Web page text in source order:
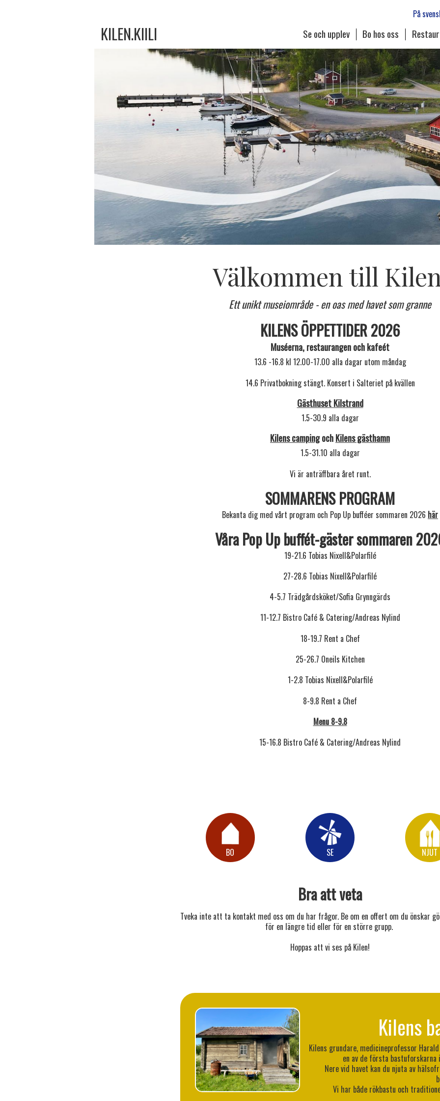
KILEN.KIILI
På
Se och upplev Bo hos oss
Välkommen till
Ett unikt museiområde - en oas med havet som granne
KILENS ÖPPETTIDER 2026
Muséerna, restaurangen och kafeét
13.6 -16.8 kl 12.00-17.00 alla dagar utom måndag
14.6 Privatbokning stängt. Konsert i Salteriet på kvällen
Gästhuset Kilstrand
1.5-30.9 alla dagar
Kilens campingochKilens gästhamn
1.5-31.10 alla dagar
Vi är anträffbara året runt.
SOMMARENS PROGRAM
Bekanta dig med vårt program och Pop Up bufféer sommaren 2026 här
Våra Pop Up buffét-gäster sommaren
19-21.6 Tobias Nixell&Polarfilé
27-28.6 Tobias Nixell&Polarfilé
4-5.7 Trädgårdsköket/Sofia Grynngärds
11-12.7 Bistro Café & Catering/Andreas Nylind
18-19.7 Rent a Chef
25-26.7 Oneils Kitchen
1-2.8 Tobias Nixell&Polarfilé
8-9.8 Rent a Chef
Menu 8-9.8
15-16.8 Bistro Café & Catering/Andreas Nylind
BO SE NJUT
Bra att veta
Tveka inte att ta kontakt med oss om du har frågor. Be om en offert om du önskar
för en längre tid eller för en större grupp.
Hoppas att vi ses på Kilen!
Kilens
Kilens grundare, medicineprofessor
en av de första bastuforskarna
Nere vid havet kan du njuta av
Vi har både rökbastu och